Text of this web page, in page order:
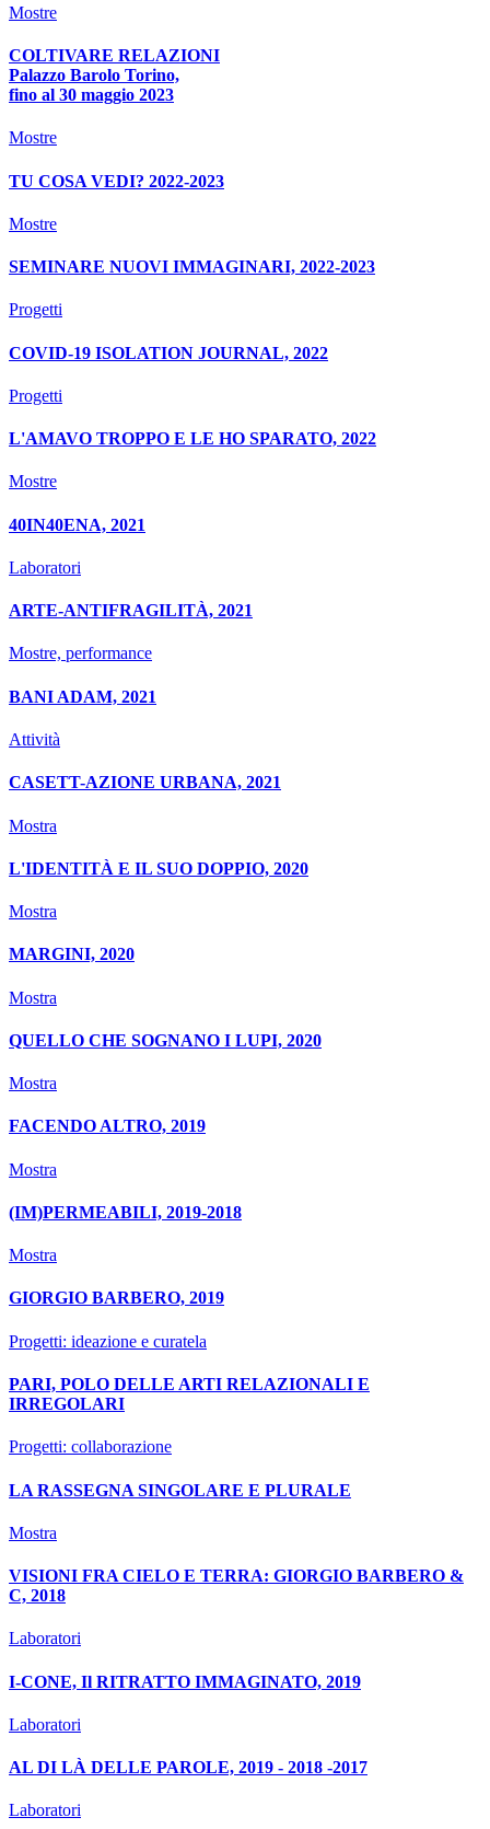
Mostre
COLTIVARE RELAZIONI
Palazzo Barolo Torino,
fino al 30 maggio 2023
Mostre
TU COSA VEDI? 2022-2023
Mostre
SEMINARE NUOVI IMMAGINARI, 2022-2023
Progetti
COVID-19 ISOLATION JOURNAL, 2022
Progetti
L'AMAVO TROPPO E LE HO SPARATO, 2022
Mostre
40IN40ENA, 2021
Laboratori
ARTE-ANTIFRAGILITÀ, 2021
Mostre, performance
BANI ADAM, 2021
Attività
CASETT-AZIONE URBANA, 2021
Mostra
L'IDENTITÀ E IL SUO DOPPIO, 2020
Mostra
MARGINI, 2020
Mostra
QUELLO CHE SOGNANO I LUPI, 2020
Mostra
FACENDO ALTRO, 2019
Mostra
(IM)PERMEABILI, 2019-2018
Mostra
GIORGIO BARBERO, 2019
Progetti: ideazione e curatela
PARI, POLO DELLE ARTI RELAZIONALI E
IRREGOLARI
Progetti: collaborazione
LA RASSEGNA SINGOLARE E PLURALE
Mostra
VISIONI FRA CIELO E TERRA: GIORGIO BARBERO &
C, 2018
Laboratori
I-CONE, Il RITRATTO IMMAGINATO, 2019
Laboratori
AL DI LÀ DELLE PAROLE, 2019 - 2018 -2017
Laboratori